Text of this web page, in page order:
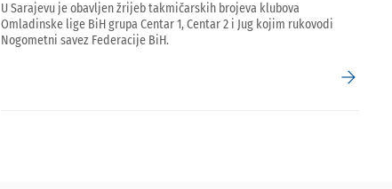
U Sarajevu je obavljen žrijeb takmičarskih brojeva klubova
Omladinske lige BiH grupa Centar 1, Centar 2 i Jug kojim rukovodi
Nogometni savez Federacije BiH.
arrow_forward